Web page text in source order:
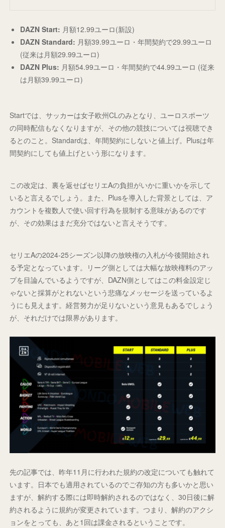
DAZN Start: 月額12.99ユーロ(新設)
DAZN Standard: 月額39.99ユーロ・年間契約で29.99ユーロ
(従来は月額29.99ユーロ)
DAZN Plus: 月額54.99ユーロ・年間契約で44.99ユーロ (従来
は月額39.99ユーロ)
Startでは、サッカーは女子欧州CLのみとなり、ユーロスポーツ
の同時配信もなくなりますが、その他の競技については視聴でき
るとのこと。Standardは、年間契約にしないと値上げ。Plusは年
間契約にしても値上げという形になります。
この改定は、裏を返せばセリエAの負担がいかに重いかを示して
いると言えるでしょう。また、Plusを導入した背景としては、ア
カウントを複数人で使い回す行為を規制する意味があるのです
が、その効果はまだ充分ではないと言えそうです。
セリエAの2024-25シーズン以降の放映権の入札が今後開始され
る予定となっています。リーグ側としては大幅な放映権料のアッ
プを目論んでいるようですが、DAZN側としてはこの料金設定じ
ゃないと採算がとれないという悲痛なメッセージを送っているよ
うにも見えます。経営努力が足りないという意見もあるでしょう
が、それだけでは限界があります。
先の記事では、昨年11月に行われた規約の改定についても触れて
います。日本でも適用されているのでご存知の方も多いかと思い
ますが、解約する際には即時解約されるのではなく、30日後に解
約されるように規約が変更されています。つまり、解約のアクシ
ョンをとっても、あと1回は課金されるということです。